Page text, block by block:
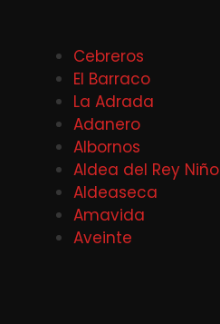
Cebreros
El Barraco
La Adrada
Adanero
Albornos
Aldea del Rey Niño
Aldeaseca
Amavida
Aveinte